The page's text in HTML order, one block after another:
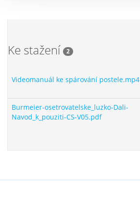
Ke stažení 2
Videomanuál ke spárování postele.mp4
Burmeier-osetrovatelske_luzko-Dali-
Navod_k_pouziti-CS-V05.pdf